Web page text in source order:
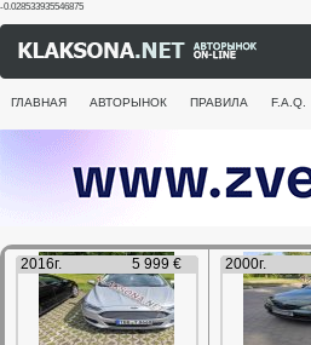
-0.028533935546875
ГЛАВНАЯ АВТОРЫНОК ПРАВИЛА F.A.Q.
2016г. 5 999 € 2000г.